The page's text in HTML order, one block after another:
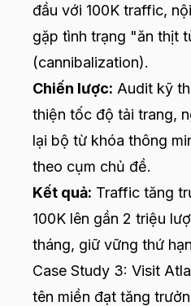
đầu với 100K traffic,
gặp tình trạng "ăn thịt
(cannibalization).
Chiến lược: Audit kỹ
thiện tốc độ tải trang,
lại bộ từ khóa thông
theo cụm chủ đề.
Kết quả: Traffic tăng
100K lên gần 2 triệu
tháng, giữ vững thứ
Case Study 3: Visit
tên miền đạt tăng